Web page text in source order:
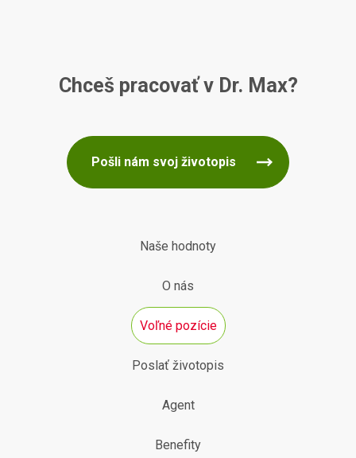
Chceš pracovať v Dr. Max?
Pošli nám svoj životopis
Naše hodnoty
O nás
Voľné pozície
Poslať životopis
Agent
Benefity